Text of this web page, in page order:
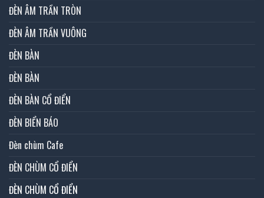
ĐÈN ÂM TRẦN TRÒN
ĐÈN ÂM TRẦN VUÔNG
ĐÈN BÀN
ĐÈN BÀN
ĐÈN BÀN CỔ ĐIỂN
ĐÈN BIỂN BÁO
Đèn chùm Cafe
ĐÈN CHÙM CỔ ĐIỂN
ĐÈN CHÙM CỔ ĐIỂN